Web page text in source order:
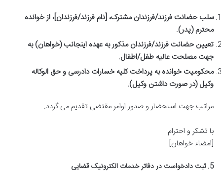
سلب حضانت فرزند/فرزندان مشترک، [نام فرزند/فرزندان]، از خوانده
محترم (پدر).
تعیین حضانت فرزند/فرزندان مذکور به عهده اینجانب (خواهان) به
جهت مصلحت عالیه طفل/اطفال.
محکومیت خوانده به پرداخت کلیه خسارات دادرسی و حق الوکاله
وکیل (در صورت داشتن وکیل).
مراتب جهت استحضار و صدور اوامر مقتضی تقدیم می گردد.
با تشکر و احترام
[امضاء خواهان]
5. ثبت دادخواست در دفاتر خدمات الکترونیک قضایی